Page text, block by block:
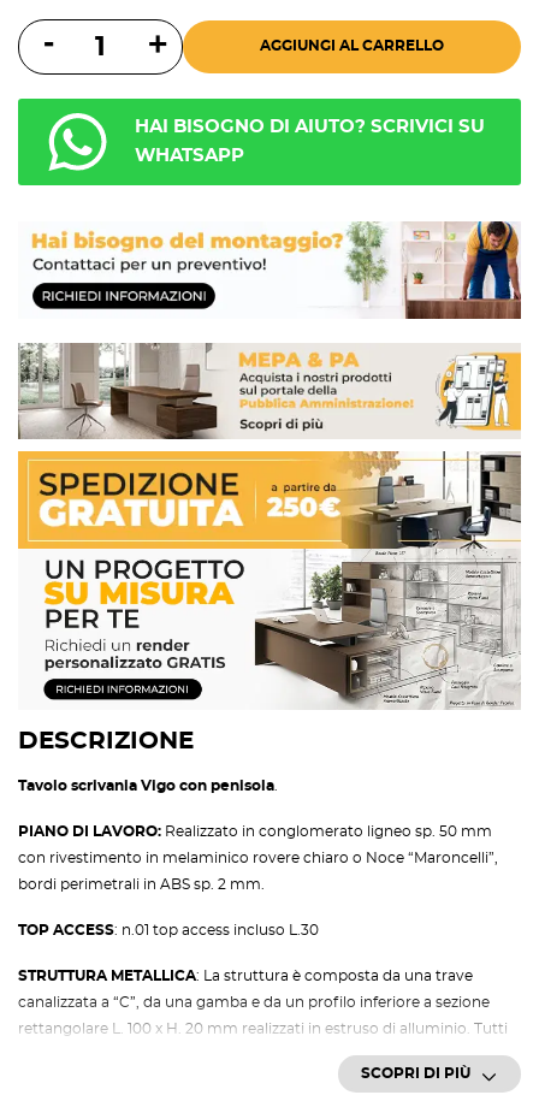
DESCRIZIONE
Tavolo scrivania Vigo con penisola
PIANO DI LAVORO: Realizzato in conglomerato ligneo sp. 50 mm
con rivestimento in melaminico rovere chiaro o Noce “Maroncelli”,
bordi perimetrali in ABS sp. 2 mm.
TOP ACCESS: n.01 top access incluso L.30
STRUTTURA METALLICA: La struttura è composta da una trave
canalizzata a “C”, da una gamba e da un profilo inferiore a sezione
rettangolare L. 100 x H. 20 mm realizzati in estruso di alluminio. Tutti
verniciati colore alluminio, bianco o antracite. Giunti di collegamento
realizzati in pressofusione di zama con superficie cromata. Il tutto
SCOPRI DI PIÙ
AGGIUNGI AL CARRELLO
HAI BISOGNO DI AIUTO? SCRIVICI SU
WHATSAPP